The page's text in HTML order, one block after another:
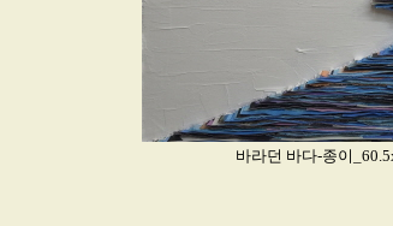
바라던 바다-종이